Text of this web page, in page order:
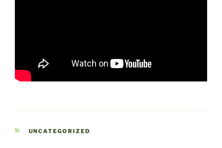
KATEGORIEN
UNCATEGORIZED